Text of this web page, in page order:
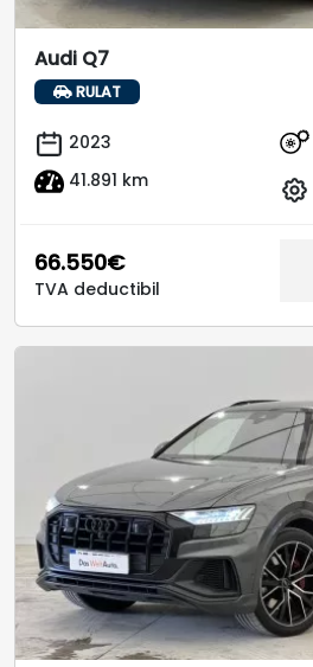
Audi Q7
RULAT
2023
41.891 km
66.550€
TVA deductibil